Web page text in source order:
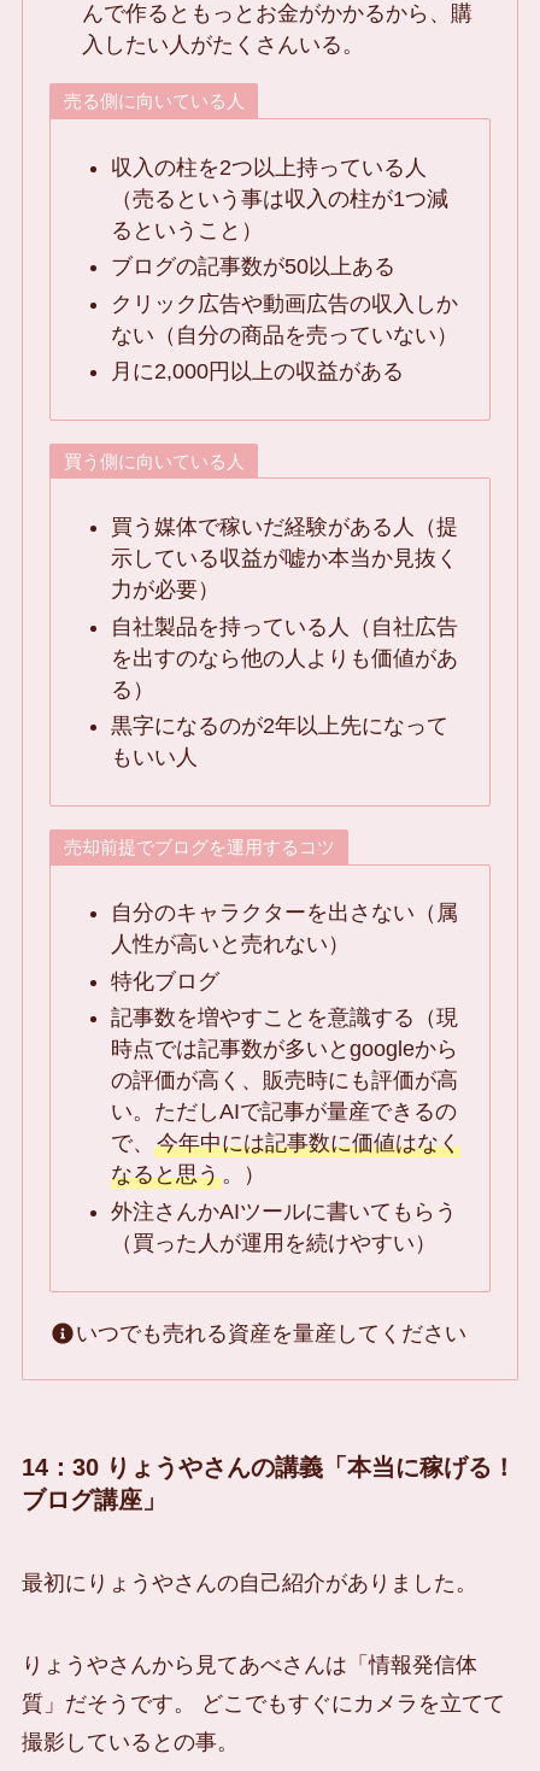
んで作るともっとお金がかかるから、購
入したい人がたくさんいる。
売る側に向いている人
収入の柱を2つ以上持っている人
（売るという事は収入の柱が1つ減
るということ）
ブログの記事数が50以上ある
クリック広告や動画広告の収入しか
ない（自分の商品を売っていない）
月に2,000円以上の収益がある
買う側に向いている人
買う媒体で稼いだ経験がある人（提
示している収益が嘘か本当か見抜く
力が必要）
自社製品を持っている人（自社広告
を出すのなら他の人よりも価値があ
る）
黒字になるのが2年以上先になって
もいい人
売却前提でブログを運用するコツ
自分のキャラクターを出さない（属
人性が高いと売れない）
特化ブログ
記事数を増やすことを意識する（現
時点では記事数が多いとgoogleから
の評価が高く、販売時にも評価が高
い。ただしAIで記事が量産できるの
で、 今年中には記事数に価値はなく
なると思う。）
外注さんかAIツールに書いてもらう
（買った人が運用を続けやすい）
いつでも売れる資産を量産してください
14：30 りょうやさんの講義「本当に稼げる！
ブログ講座」
最初にりょうやさんの自己紹介がありました。
りょうやさんから見てあべさんは「情報発信体
質」だそうです。 どこでもすぐにカメラを立てて
撮影しているとの事。